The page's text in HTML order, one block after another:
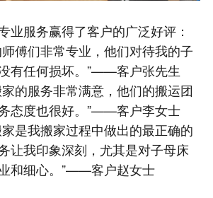
服务赢得了客户的广泛好评：
傅们非常专业，他们对待我的子
有任何损坏。”——客户张先生
的服务非常满意，他们的搬运团
态度也很好。”——客户李女士
是我搬家过程中做出的最正确的
让我印象深刻，尤其是对子母床
和细心。”——客户赵女士